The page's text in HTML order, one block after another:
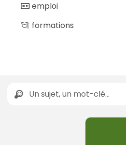
emploi
formations